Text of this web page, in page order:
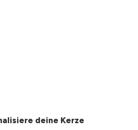
deine Kerze